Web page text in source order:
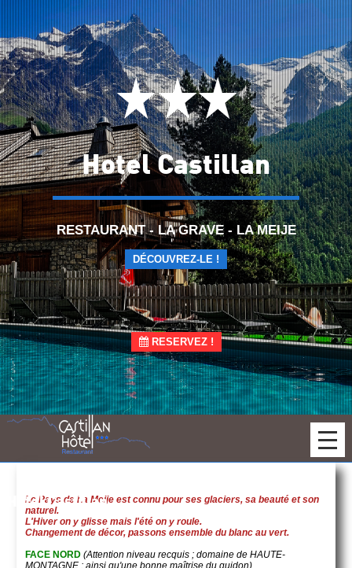
Hotel Castillan
RESTAURANT - LA GRAVE - LA MEIJE
DÉCOUVREZ-LE !
RESERVEZ !
Hotel Castillan
Le Pays de La Meije est connu pour ses glaciers, sa beauté et son
naturel.
L'Hiver on y glisse mais l'été on y roule.
Changement de décor, passons ensemble du blanc au vert.
FACE NORD(Attention niveau recquis ; domaine de HAUTE-
MONTAGNE ; ainsi qu'une bonne maîtrise du guidon)